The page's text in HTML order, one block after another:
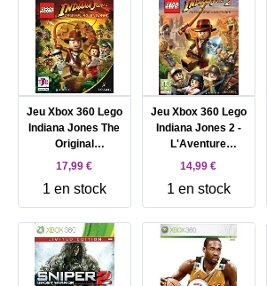
Jeu Xbox 360 Lego
Indiana Jones The
Original
Adventures
17,99 €
1 en stock
Jeu Xbox 360 Lego
Indiana Jones 2 -
L'Aventure
Continue
14,99 €
1 en stock